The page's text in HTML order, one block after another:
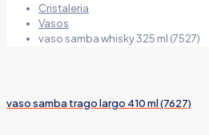
Cristaleria
Vasos
vaso samba whisky 325 ml (7527)
vaso samba trago largo 410 ml (7627)